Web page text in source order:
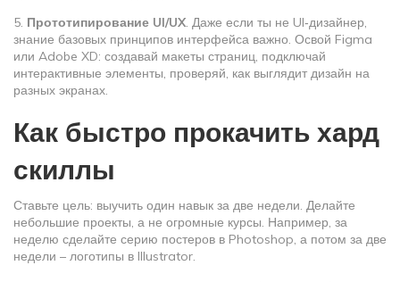
5. Прототипирование UI/UX. Даже если ты не UI‑дизайнер,
знание базовых принципов интерфейса важно. Освой Figma
или Adobe XD: создавай макеты страниц, подключай
интерактивные элементы, проверяй, как выглядит дизайн на
разных экранах.
Как быстро прокачить хард
скиллы
Ставьте цель: выучить один навык за две недели. Делайте
небольшие проекты, а не огромные курсы. Например, за
неделю сделайте серию постеров в Photoshop, а потом за две
недели – логотипы в Illustrator.